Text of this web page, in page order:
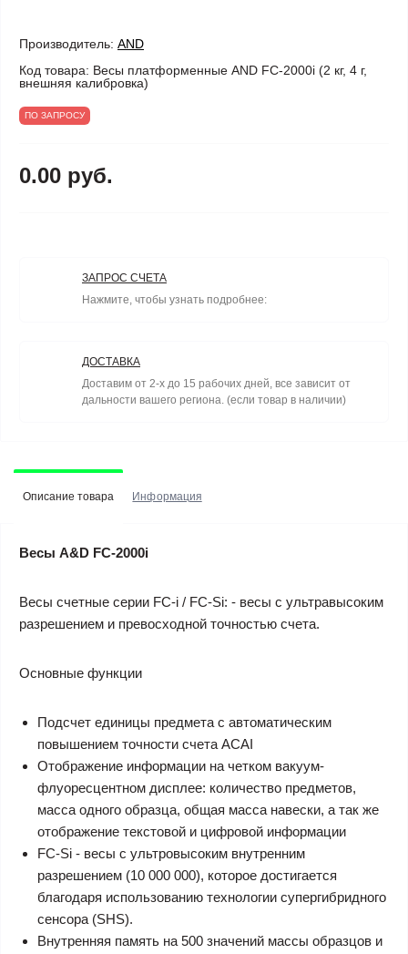
Производитель: AND
Код товара: Весы платформенные AND FC-2000i (2 кг, 4 г,
внешняя калибровка)
ПО ЗАПРОСУ
0.00 руб.
ЗАПРОС СЧЕТА
Нажмите, чтобы узнать подробнее:
ДОСТАВКА
Доставим от 2-х до 15 рабочих дней, все зависит от
дальности вашего региона. (если товар в наличии)
Описание товара Информация
Весы A&D FC-2000i
Весы счетные серии FC-i / FC-Si: - весы c ультравысоким
разрешением и превосходной точностью счета.
Основные функции
Подсчет единицы предмета с автоматическим
повышением точности счета ACAI
Отображение информации на четком вакуум-
флуоресцентном дисплее: количество предметов,
масса одного образца, общая масса навески, а так же
отображение текстовой и цифровой информации
FC-Si - весы с ультровысоким внутренним
разрешением (10 000 000), которое достигается
благодаря использованию технологии супергибридного
сенсора (SHS).
Внутренняя память на 500 значений массы образцов и